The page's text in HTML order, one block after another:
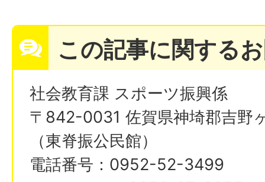
この記事に関する
社会教育課 スポーツ振興係
〒842-0031 佐賀県神埼郡吉野
（東脊振公民館）
電話番号：0952-52-3499